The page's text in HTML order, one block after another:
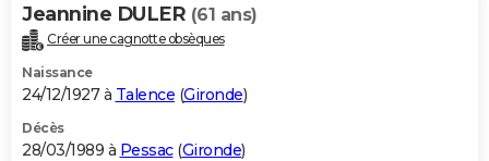
Jeannine DULER (61 ans)
Créer une cagnotte obsèques
Naissance
24/12/1927 à Talence (Gironde)
Décès
28/03/1989 à Pessac(Gironde)